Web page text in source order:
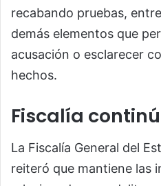
recabando pruebas,
demás elementos que
acusación o esclarecer
hechos.
Fiscalía
La Fiscalía General del
reiteró que mantiene las